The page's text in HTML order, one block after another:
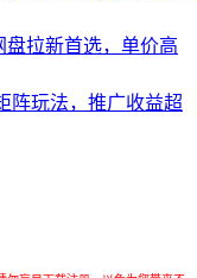
盘拉新首选，单价高
阵玩法，推广收益超